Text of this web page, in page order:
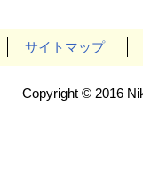
サイトマップ
Copyright © 2016